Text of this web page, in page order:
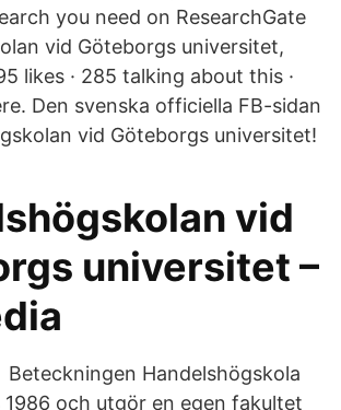
you need on ResearchGate
vid Göteborgs universitet,
likes · 285 talking about this ·
Den svenska officiella FB-sidan
vid Göteborgs universitet!
vid
universitet –
Handelshögskola
och utgör en egen fakultet